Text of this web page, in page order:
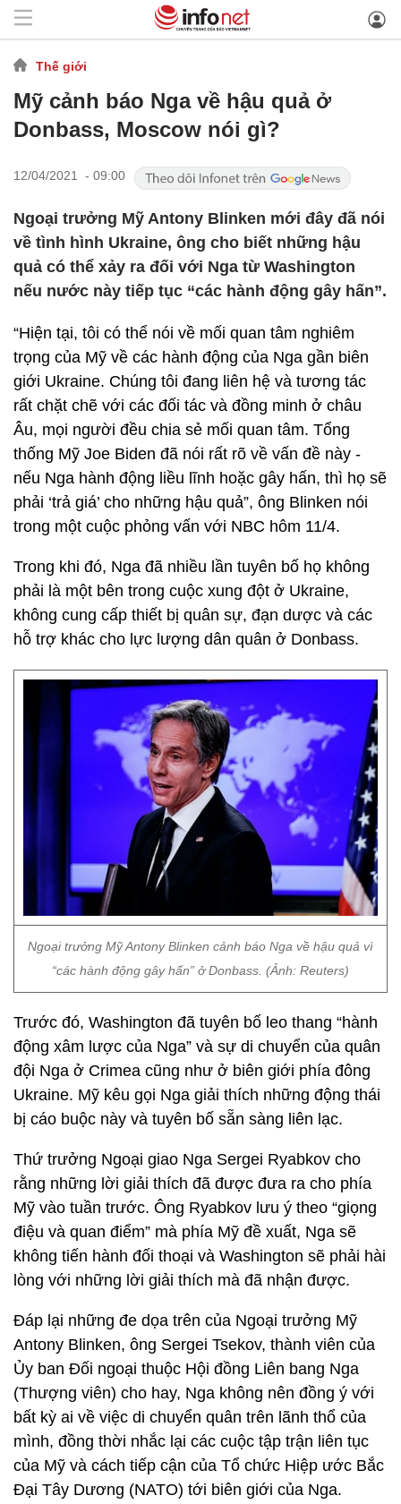
Thế giới
Mỹ cảnh báo Nga về hậu quả ở
Donbass, Moscow nói gì?
12/04/2021 - 09:00
Ngoại trưởng Mỹ Antony Blinken mới đây đã nói
về tình hình Ukraine, ông cho biết những hậu
quả có thể xảy ra đối với Nga từ Washington
nếu nước này tiếp tục “các hành động gây hấn”.
“Hiện tại, tôi có thể nói về mối quan tâm nghiêm
trọng của Mỹ về các hành động của Nga gần biên
giới Ukraine. Chúng tôi đang liên hệ và tương tác
rất chặt chẽ với các đối tác và đồng minh ở châu
Âu, mọi người đều chia sẻ mối quan tâm. Tổng
thống Mỹ Joe Biden đã nói rất rõ về vấn đề này -
nếu Nga hành động liều lĩnh hoặc gây hấn, thì họ sẽ
phải ‘trả giá’ cho những hậu quả”, ông Blinken nói
trong một cuộc phỏng vấn với NBC hôm 11/4.
Trong khi đó, Nga đã nhiều lần tuyên bố họ không
phải là một bên trong cuộc xung đột ở Ukraine,
không cung cấp thiết bị quân sự, đạn dược và các
hỗ trợ khác cho lực lượng dân quân ở Donbass.
Ngoại trưởng Mỹ Antony Blinken cảnh báo Nga về hậu quả vì
“các hành động gây hấn” ở Donbass. (Ảnh: Reuters)
Trước đó, Washington đã tuyên bố leo thang “hành
động xâm lược của Nga” và sự di chuyển của quân
đội Nga ở Crimea cũng như ở biên giới phía đông
Ukraine. Mỹ kêu gọi Nga giải thích những động thái
bị cáo buộc này và tuyên bố sẵn sàng liên lạc.
Thứ trưởng Ngoại giao Nga Sergei Ryabkov cho
rằng những lời giải thích đã được đưa ra cho phía
Mỹ vào tuần trước. Ông Ryabkov lưu ý theo “giọng
điệu và quan điểm” mà phía Mỹ đề xuất, Nga sẽ
không tiến hành đối thoại và Washington sẽ phải hài
lòng với những lời giải thích mà đã nhận được.
Đáp lại những đe dọa trên của Ngoại trưởng Mỹ
Antony Blinken, ông Sergei Tsekov, thành viên của
Ủy ban Đối ngoại thuộc Hội đồng Liên bang Nga
(Thượng viên) cho hay, Nga không nên đồng ý với
bất kỳ ai về việc di chuyển quân trên lãnh thổ của
mình, đồng thời nhắc lại các cuộc tập trận liên tục
của Mỹ và cách tiếp cận của Tổ chức Hiệp ước Bắc
Đại Tây Dương (NATO) tới biên giới của Nga.